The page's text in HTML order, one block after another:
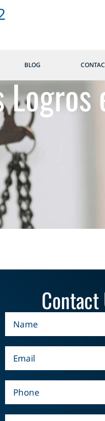
BLOG
Contact